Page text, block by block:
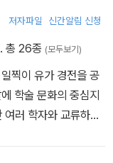
저자파일 신간알림 신청
총 26종 (모두보기)
찍이 유가 경전을 공
학술 문화의 중심지
러 학자와 교류하며